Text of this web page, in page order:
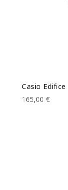
Casio
165,00 €